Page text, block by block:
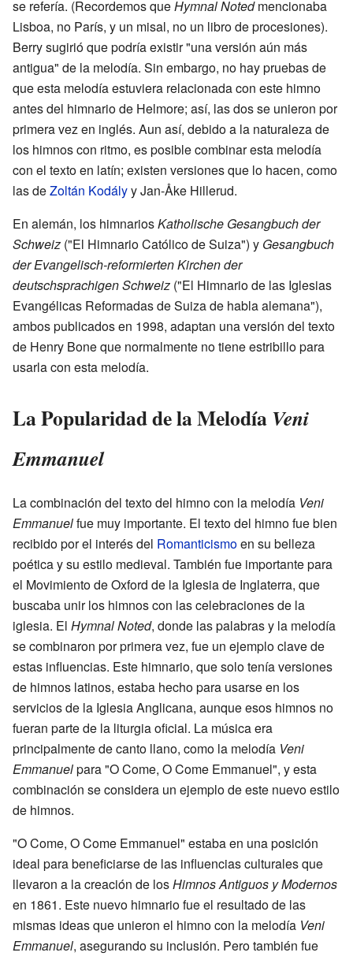
se refería. (Recordemos queHymnal Notedmencionaba
Lisboa, no París, y un misal, no un libro de procesiones).
Berry sugirió que podría existir "una versión aún más
antigua" de la melodía. Sin embargo, no hay pruebas de
que esta melodía estuviera relacionada con este himno
antes del himnario de Helmore; así, las dos se unieron por
primera vez en inglés. Aun así, debido a la naturaleza de
los himnos con ritmo, es posible combinar esta melodía
con el texto en latín; existen versiones que lo hacen, como
las deZoltán Kodályy Jan-Åke Hillerud.
En alemán, los himnariosKatholische Gesangbuch der
Schweiz ("El Himnario Católico de Suiza") y Gesangbuch
der Evangelisch-reformierten Kirchen der
deutschsprachigen Schweiz ("El Himnario de las Iglesias
Evangélicas Reformadas de Suiza de habla alemana"),
ambos publicados en 1998, adaptan una versión del texto
de Henry Bone que normalmente no tiene estribillo para
usarla con esta melodía.
La Popularidad de la MelodíaVeni
Emmanuel
La combinación del texto del himno con la melodía Veni
Emmanuelfue muy importante. El texto del himno fue bien
recibido por el interés del Romanticismoen su belleza
poética y su estilo medieval. También fue importante para
el Movimiento de Oxford de la Iglesia de Inglaterra, que
buscaba unir los himnos con las celebraciones de la
iglesia. El Hymnal Noted, donde las palabras y la melodía
se combinaron por primera vez, fue un ejemplo clave de
estas influencias. Este himnario, que solo tenía versiones
de himnos latinos, estaba hecho para usarse en los
servicios de la Iglesia Anglicana, aunque esos himnos no
fueran parte de la liturgia oficial. La música era
principalmente de canto llano, como la melodía Veni
Emmanuelpara "O Come, O Come Emmanuel", y esta
combinación se considera un ejemplo de este nuevo estilo
de himnos.
"O Come, O Come Emmanuel" estaba en una posición
ideal para beneficiarse de las influencias culturales que
llevaron a la creación de losHimnos Antiguos y Modernos
en 1861. Este nuevo himnario fue el resultado de las
mismas ideas que unieron el himno con la melodía Veni
Emmanuel, asegurando su inclusión. Pero también fue